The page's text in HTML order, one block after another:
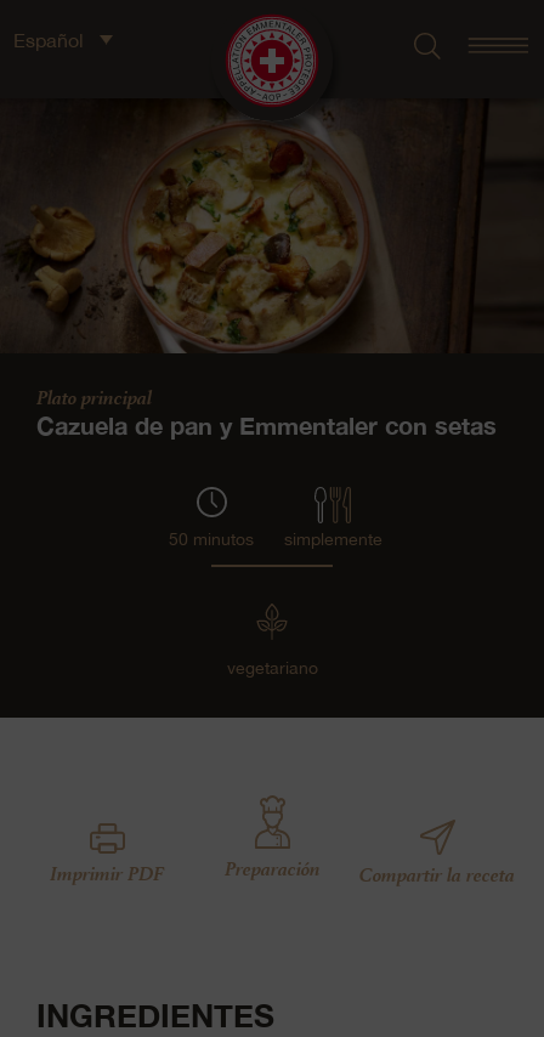
Español
Plato principal
Cazuela de pan y Emmentaler con setas
50 minutos simplemente
vegetariano
Imprimir PDF Preparación Compartir la receta
INGREDIENTES